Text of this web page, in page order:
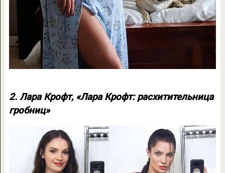
2. Лара Крофт, «Лара Крофт: расхитительница
гробниц»